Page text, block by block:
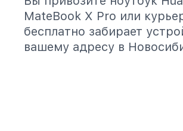
MateBook X Pro или
бесплатно забирает
вашему адресу в